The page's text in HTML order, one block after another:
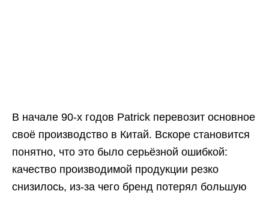
В начале 90-х годов Patrick перевозит основное
своё производство в Китай. Вскоре становится
понятно, что это было серьёзной ошибкой:
качество производимой продукции резко
снизилось, из-за чего бренд потерял большую